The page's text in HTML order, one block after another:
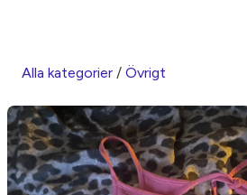
Alla kategorier / Övrigt